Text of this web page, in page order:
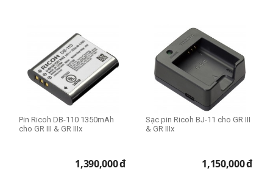
Pin Ricoh DB-110 1350mAh
cho GR III & GR IIIx
1,390,000đ
Sạc pin Ricoh BJ-11 cho GR III
& GR IIIx
1,150,000đ